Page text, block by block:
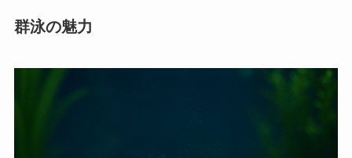
群泳の魅力